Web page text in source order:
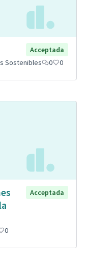
Acceptada
Sostenibles 0 0
Acceptada
0